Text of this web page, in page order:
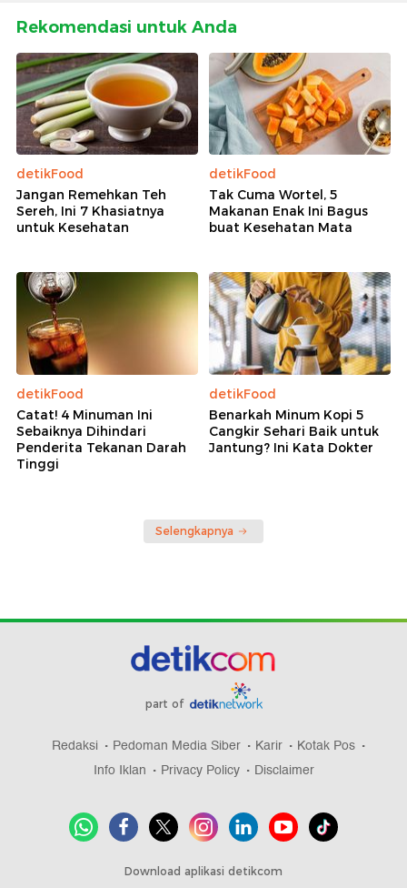
Rekomendasi untuk Anda
detikFood
Jangan Remehkan Teh
Sereh, Ini 7 Khasiatnya
untuk Kesehatan
detikFood
Tak Cuma Wortel, 5
Makanan Enak Ini Bagus
buat Kesehatan Mata
detikFood
Catat! 4 Minuman Ini
Sebaiknya Dihindari
Penderita Tekanan Darah
Tinggi
detikFood
Benarkah Minum Kopi 5
Cangkir Sehari Baik untuk
Jantung? Ini Kata Dokter
Selengkapnya
part of
Redaksi Pedoman Media Siber Karir
Kotak Pos
Info Iklan
Privacy Policy Disclaimer
Download aplikasi detikcom